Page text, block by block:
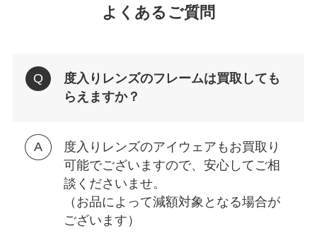
よくあるご質問
度入りレンズのフレームは買取しても
らえますか？
度入りレンズのアイウェアもお買取り
可能でございますので、安心してご相
談くださいませ。
（お品によって減額対象となる場合が
ございます）